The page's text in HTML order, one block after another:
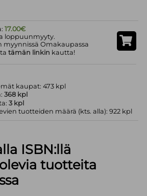
17.00€
loppuunmyyty.
myynnissä Omakaupassa
tämän linkin kautta!
kaupat: 473 kpl
368 kpl
3 kpl
tuotteiden määrä (kts. alla): 922 kpl
ISBN:llä
tuotteita